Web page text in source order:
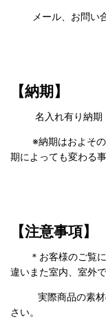
メール、お問い合
【納期】
名入れ有り納期
※納期はおよその
期によっても変わる
【注意事項】
＊お客様のご覧に
違いまた室内、室外
実際商品の素材の
さい。